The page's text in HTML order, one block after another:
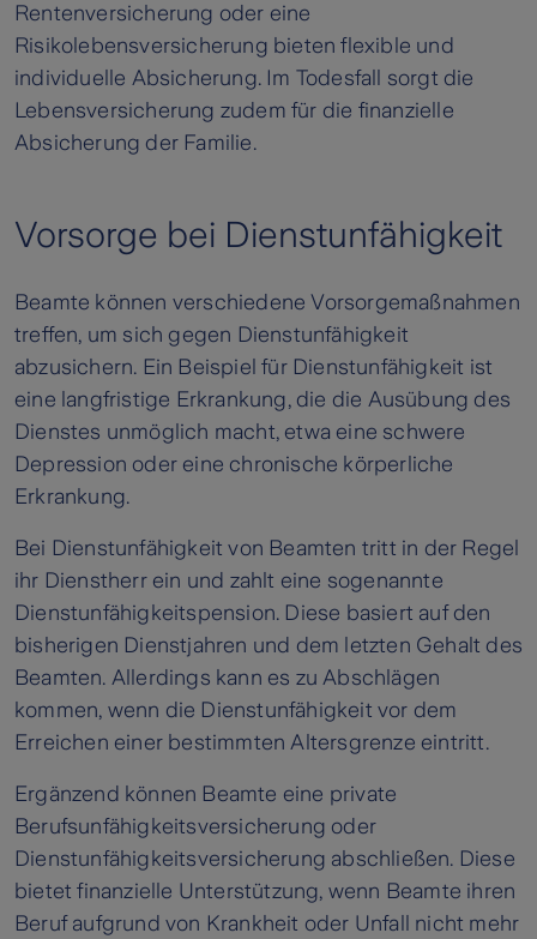
Rentenversicherung oder eine
Risikolebensversicherung bieten flexible und
individuelle Absicherung. Im Todesfall sorgt die
Lebensversicherung zudem für die finanzielle
Absicherung der Familie.
Vorsorge bei Dienstunfähigkeit
Beamte können verschiedene Vorsorgemaßnahmen
treffen, um sich gegen Dienstunfähigkeit
abzusichern. Ein Beispiel für Dienstunfähigkeit ist
eine langfristige Erkrankung, die die Ausübung des
Dienstes unmöglich macht, etwa eine schwere
Depression oder eine chronische körperliche
Erkrankung.
Bei Dienstunfähigkeit von Beamten tritt in der Regel
ihr Dienstherr ein und zahlt eine sogenannte
Dienstunfähigkeitspension. Diese basiert auf den
bisherigen Dienstjahren und dem letzten Gehalt des
Beamten. Allerdings kann es zu Abschlägen
kommen, wenn die Dienstunfähigkeit vor dem
Erreichen einer bestimmten Altersgrenze eintritt.
Ergänzend können Beamte eine private
Berufsunfähigkeitsversicherung oder
Dienstunfähigkeitsversicherung abschließen. Diese
bietet finanzielle Unterstützung, wenn Beamte ihren
Beruf aufgrund von Krankheit oder Unfall nicht mehr